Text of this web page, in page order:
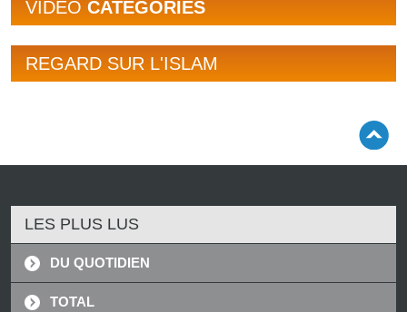
VIDÉO CATÉGORIES
REGARD SUR L'ISLAM
LES PLUS LUS
DU QUOTIDIEN
TOTAL